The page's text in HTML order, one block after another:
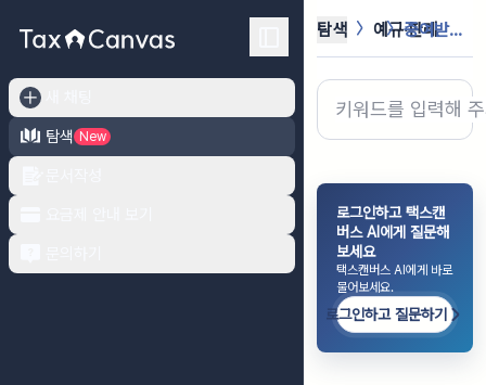
탐색
New
탐색 예규·판례 증여받은 농지의 등기가 착오에 의한 ...
로그인하고 택스캔
버스 AI에게 질문해
보세요
택스캔버스 AI에게 바로
물어보세요.
로그인하고 질문하기